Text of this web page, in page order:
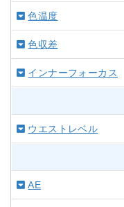
色温度
色収差
インナーフォーカス
ウエストレベル
AE